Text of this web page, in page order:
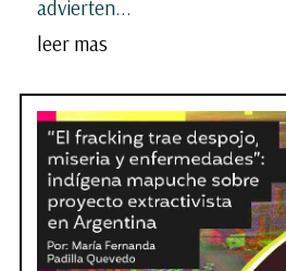
advierten...
leer mas